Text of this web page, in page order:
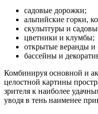
садовые дорожки;
альпийские горки,
скульптуры и
цветники и клумбы;
открытые веранды и
бассейны и
Комбинируя основной и
целостной картины
зрителя к наиболее
уводя в тень наименее